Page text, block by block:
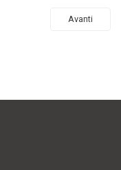
Avanti